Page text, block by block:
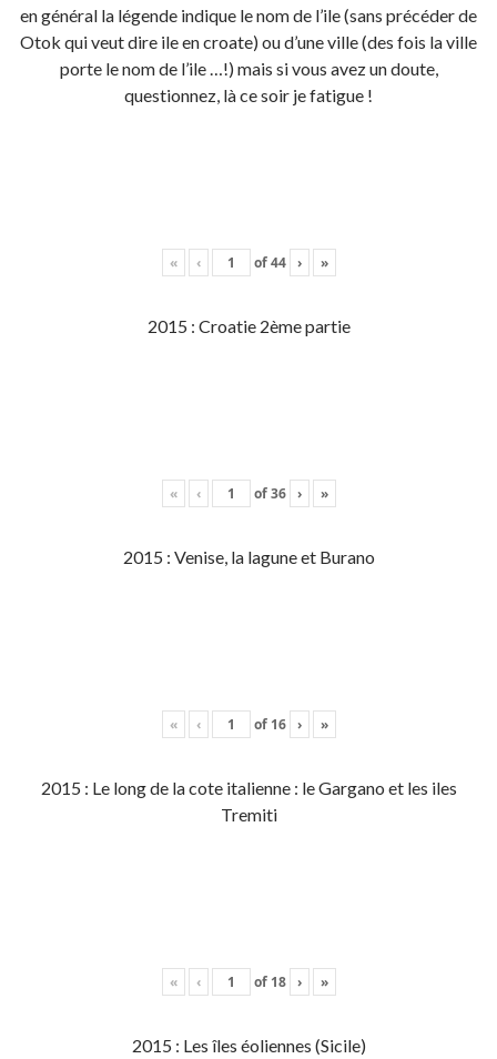
en général la légende indique le nom de l’ile (sans précéder de
Otok qui veut dire ile en croate) ou d’une ville (des fois la ville
porte le nom de l’ile …!) mais si vous avez un doute,
questionnez, là ce soir je fatigue !
« ‹ of44 › »
2015 : Croatie 2ème partie
« ‹ of36 › »
2015 : Venise, la lagune et Burano
« ‹ of 16 › »
2015 : Le long de la cote italienne : le Gargano et les iles
Tremiti
« ‹ of 18 › »
2015 : Les îles éoliennes (Sicile)